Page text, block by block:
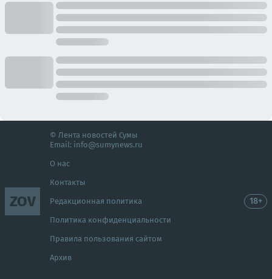
ZOV
© Лента новостей Сумы
Email: info@sumynews.ru
О нас
Контакты
Редакционная политика
Политика конфиденциальности
Правила пользования сайтом
Архив
18+